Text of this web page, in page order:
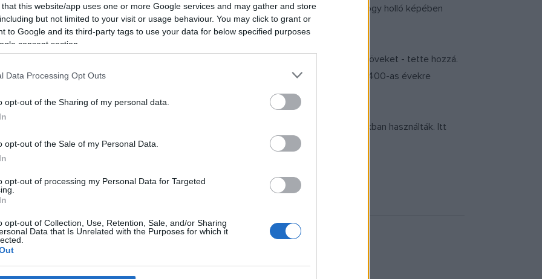
that this website/app uses one or more Google services and may gather and store
but not limited to your visit or usage behaviour. You may click to grant or
to Google and its third-party tags to use your data for below specified purposes
consent section.
Data Processing Opt Outs
opt-out of the Sharing of my personal data.
opt-out of the Sale of my Personal Data.
opt-out of processing my Personal Data for Targeted
opt-out of Collection, Use, Retention, Sale, and/or Sharing
Data that Is Unrelated with the Purposes for which it
hogy a régi várban élő fiatal lány dajkája megegyezett az ördögfiókákkal, hogy holló képében
vár.
építtette, és nyilván nem hollók, hanem a munkások hordták át a jól faragható mészköveket - tette hozzá.
az alsó vár végleges formája, a kaputorony, a felvonóhíd és a gazdasági épületek az 1400-as évekre
közötti alagutat még nem találták meg, de a legenda szerint ezt az átjárót a harcokban használták. Itt
szécsényi vár 1552-es ostromakor, ám a törökök mindannyiukat elfogták.